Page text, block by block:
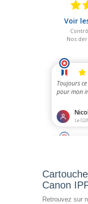
Canon
Retrouvez sur